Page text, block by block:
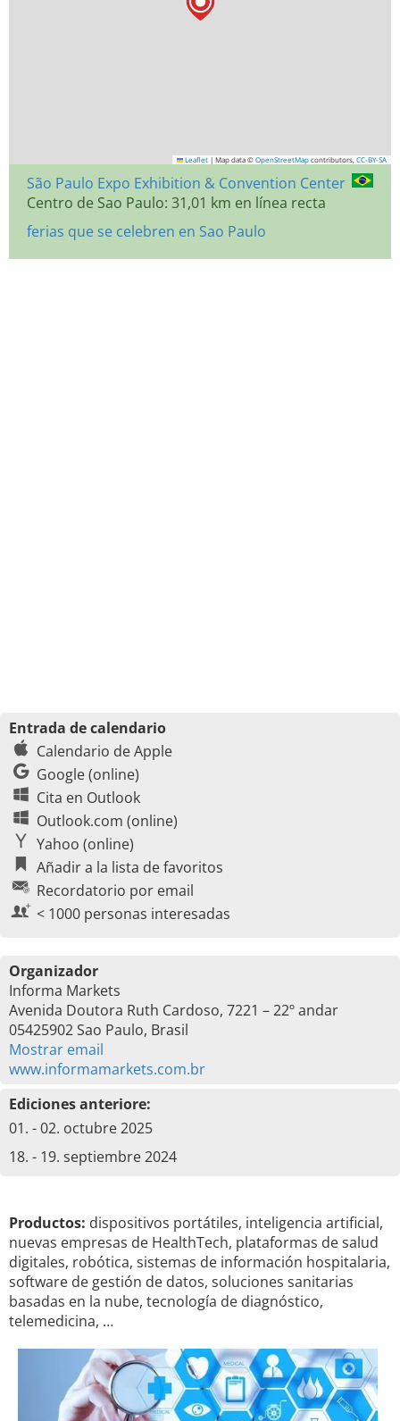
Leaflet | Map data © OpenStreetMap contributors, CC-BY-SA
São Paulo Expo Exhibition & Convention Center
Centro de Sao Paulo: 31,01 km en línea recta
ferias que se celebren en Sao Paulo
Entrada de calendario
Calendario de Apple
Google (online)
Cita en Outlook
Outlook.com (online)
Yahoo (online)
Añadir a la lista de favoritos
Recordatorio por email
< 1000 personas interesadas
Organizador
Informa Markets
Avenida Doutora Ruth Cardoso, 7221 – 22º andar
05425902 Sao Paulo, Brasil
Mostrar email
www.informamarkets.com.br
Ediciones anteriore:
01. - 02. octubre 2025
18. - 19. septiembre 2024
Productos: dispositivos portátiles, inteligencia artificial,
nuevas empresas de HealthTech, plataformas de salud
digitales, robótica, sistemas de información hospitalaria,
software de gestión de datos, soluciones sanitarias
basadas en la nube, tecnología de diagnóstico,
telemedicina, …